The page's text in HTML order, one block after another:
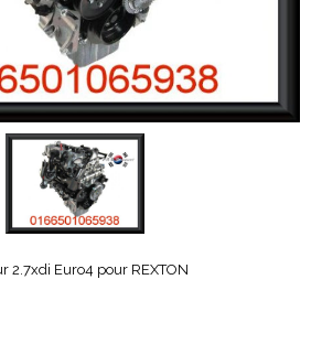
2.7xdi Euro4 pour REXTON